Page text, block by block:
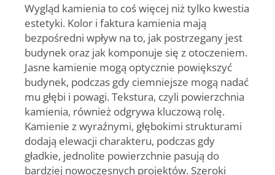
Wygląd kamienia to coś więcej niż tylko kwestia
estetyki. Kolor i faktura kamienia mają
bezpośredni wpływ na to, jak postrzegany jest
budynek oraz jak komponuje się z otoczeniem.
Jasne kamienie mogą optycznie powiększyć
budynek, podczas gdy ciemniejsze mogą nadać
mu głębi i powagi. Tekstura, czyli powierzchnia
kamienia, również odgrywa kluczową rolę.
Kamienie z wyraźnymi, głębokimi strukturami
dodają elewacji charakteru, podczas gdy
gładkie, jednolite powierzchnie pasują do
bardziej nowoczesnych projektów. Szeroki